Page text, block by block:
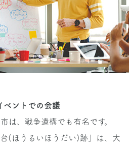
ントでの会議
は、戦争遺構でも有名です。
(ほうるいほうだい)跡」は、大